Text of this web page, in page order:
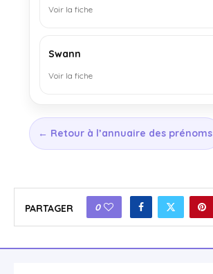
Voir la fiche
Swann
Voir la fiche
← Retour à l’annuaire des prénoms
PARTAGER 0